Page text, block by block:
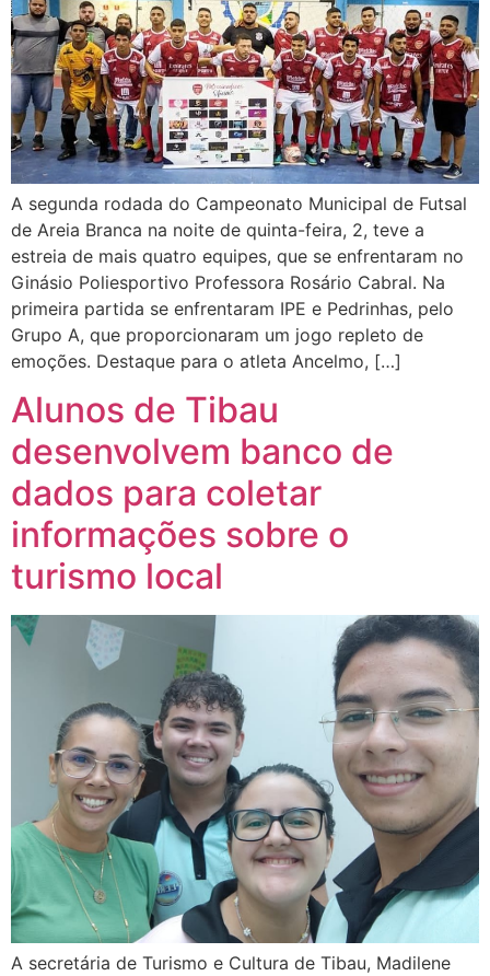
A segunda rodada do Campeonato Municipal de Futsal
de Areia Branca na noite de quinta-feira, 2, teve a
estreia de mais quatro equipes, que se enfrentaram no
Ginásio Poliesportivo Professora Rosário Cabral. Na
primeira partida se enfrentaram IPE e Pedrinhas, pelo
Grupo A, que proporcionaram um jogo repleto de
emoções. Destaque para o atleta Ancelmo, […]
Alunos de Tibau
desenvolvem banco de
dados para coletar
informações sobre o
turismo local
A secretária de Turismo e Cultura de Tibau, Madilene